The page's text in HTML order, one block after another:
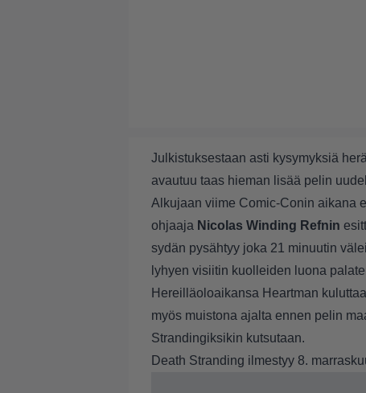
Julkistuksestaan asti kysymyksiä
avautuu taas hieman lisää pelin
Alkujaan viime Comic-Conin aikana
ohjaaja Nicolas Winding Refnin
sydän pysähtyy joka 21 minuutin
lyhyen visiitin kuolleiden luona
Hereilläoloaikansa Heartman
myös muistona ajalta ennen pelin
Strandingiksikin kutsutaan.
Death Stranding ilmestyy 8.